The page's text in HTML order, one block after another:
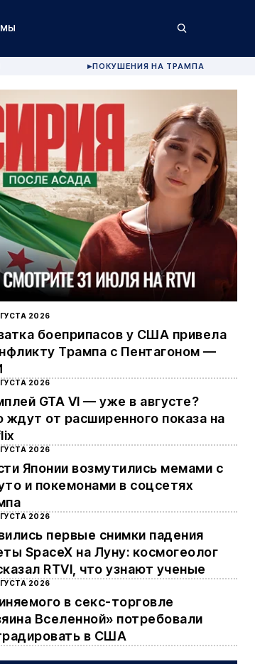
▶ПОКУШЕНИЯ НА ТРАМПА
2026
боеприпасов у США привела
Трампа с Пентагоном —
2026
GTA VI — уже в августе?
ждут от расширенного показа на
2026
Японии возмутились мемами с
и покемонами в соцсетях
2026
первые снимки падения
SpaceX на Луну: космогеолог
RTVI, что узнают ученые
2026
в секс-торговле
Вселенной» потребовали
в США